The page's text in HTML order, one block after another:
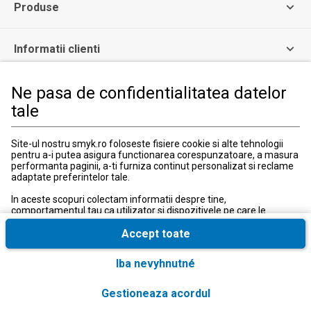
Ne pasa de confidentialitatea datelor
tale
Site-ul nostru smyk.ro foloseste fisiere cookie si alte tehnologii
pentru a-i putea asigura functionarea corespunzatoare, a masura
performanta paginii, a-ti furniza continut personalizat si reclame
adaptate preferintelor tale.
In aceste scopuri colectam informatii despre tine,
comportamentul tau ca utilizator si dispozitivele pe care le
utilizezi, inclusiv cele necesare pentru functionarea
corespunzatoare a site-ului smyk.ro. Aceste fisiere cookie
In plus, numai cu acordul tau, folosim fisiere cookie suplimentare
si conversii extinse cu scopul de a accesa, a analiza si a stoca
Gestioneaza acordul
Iba nevyhnutné
Accept toate
Produse
Informatii clienti
Informatii legale
Formular de contact
031 40 50 900
Program:
România (Romania)